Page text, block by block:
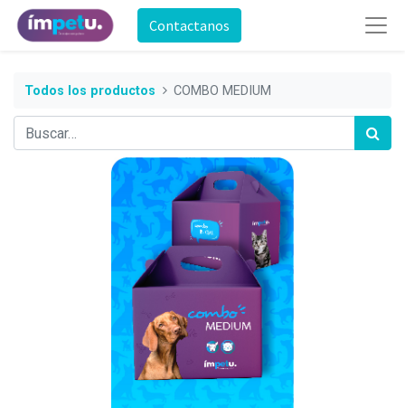
Contactanos
Todos los productos COMBO MEDIUM